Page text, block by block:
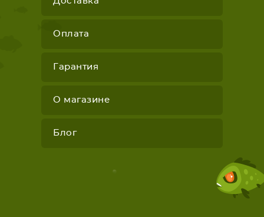
Оплата
Гарантия
О магазине
Блог